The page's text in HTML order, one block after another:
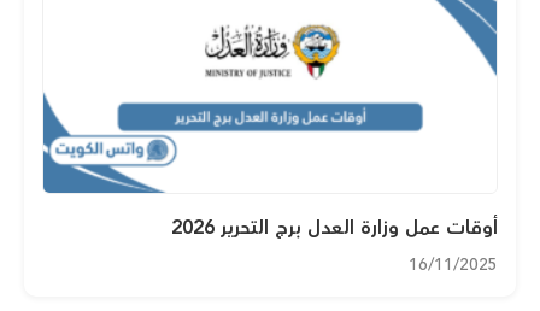
أوقات عمل وزارة العدل برج التحرير 2026
16/11/2025